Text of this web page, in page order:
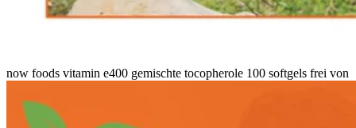
now foods vitamin e400 gemischte tocopherole 100 softgels frei von